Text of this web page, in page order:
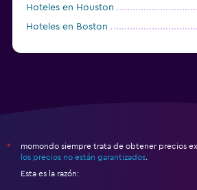
Hoteles en Houston
Hoteles en Boston
*
momondo siempre trata de obtener precios
los precios no están garantizados
Esta es la razón: